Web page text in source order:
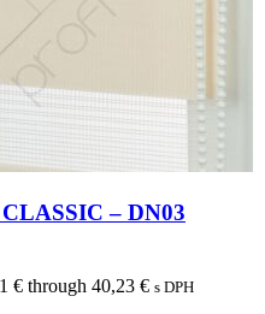
– DN03
€ through 40,23 € s DPH